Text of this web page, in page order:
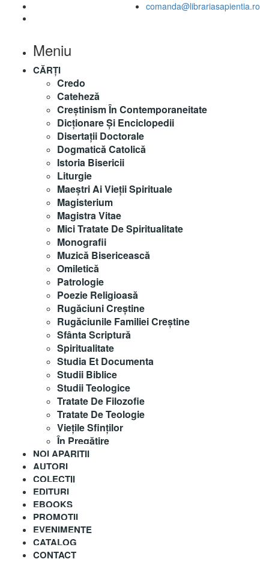
comanda@librariasapientia.ro
Meniu
CĂRȚI
Credo
Cateheză
Creștinism În Contemporaneitate
Dicționare Și Enciclopedii
Disertații Doctorale
Dogmatică Catolică
Istoria Bisericii
Liturgie
Maeştri Ai Vieţii Spirituale
Magisterium
Magistra Vitae
Mici Tratate De Spiritualitate
Monografii
Muzică Bisericească
Omiletică
Patrologie
Poezie Religioasă
Rugăciuni Creştine
Rugăciunile Familiei Creștine
Sfânta Scriptură
Spiritualitate
Studia Et Documenta
Studii Biblice
Studii Teologice
Tratate De Filozofie
Tratate De Teologie
Vieţile Sfinţilor
În Pregătire
NOI APARITII
AUTORI
COLECȚII
EDITURI
EBOOKS
PROMOȚII
EVENIMENTE
CATALOG
CONTACT